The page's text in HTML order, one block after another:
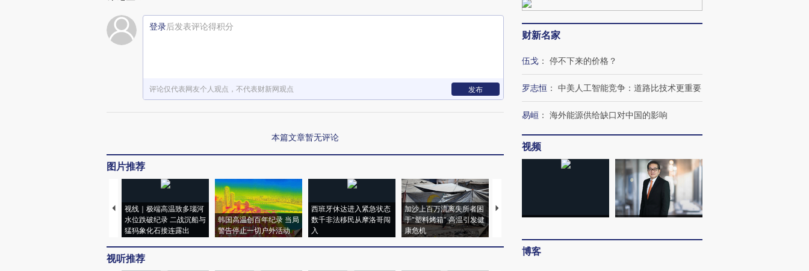
登录后发表评论得积分
评论仅代表网友个人观点，不代表财新网观点 发布
本篇文章暂无评论
图片推荐
视线｜极端高温致多瑙河
水位跌破纪录 二战沉船与
猛犸象化石接连露出
韩国高温创百年纪录 当局
警告停止一切户外活动
西班牙休达进入紧急状态
数千非法移民从摩洛哥闯
入
加沙上百万流离失所者困
于“塑料烤箱” 高温引发健
康危机
视线｜HYROX的吸金
术：是什么让中产们甘
马航飞行员跨国走私7万
粒摇头丸 尿检体内含3种
视线｜被称为“蟑螂”的印
度Z世代 用街头抗争将教
视听推荐
财新名家
伍戈 ： 停不下来的价格？
罗志恒 ： 中美人工智能竞争：道路比技术更重要
易峘 ： 海外能源供给缺口对中国的影响
视频
博客